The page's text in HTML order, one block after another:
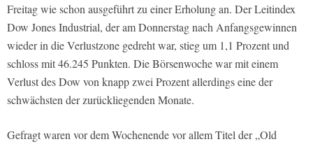
Freitag wie schon ausgeführt zu einer Erholung an. Der Leitindex
Dow Jones Industrial, der am Donnerstag nach Anfangsgewinnen
wieder in die Verlustzone gedreht war, stieg um 1,1 Prozent und
schloss mit 46.245 Punkten. Die Börsenwoche war mit einem
Verlust des Dow von knapp zwei Prozent allerdings eine der
schwächsten der zurückliegenden Monate.
Gefragt waren vor dem Wochenende vor allem Titel der „Old